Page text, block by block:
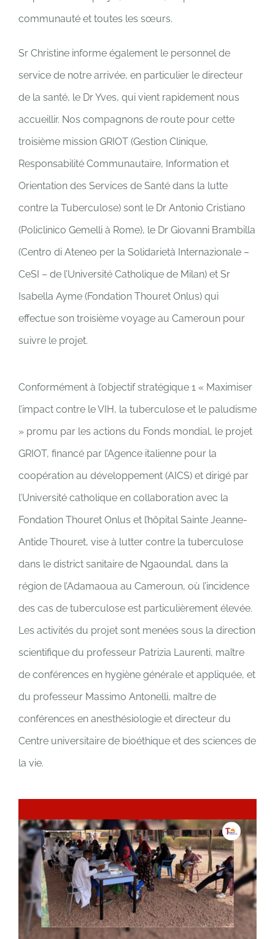
communauté et toutes les sœurs.
Sr Christine informe également le personnel de
service de notre arrivée, en particulier le directeur
de la santé, le Dr Yves, qui vient rapidement nous
accueillir. Nos compagnons de route pour cette
troisième mission GRIOT (Gestion Clinique,
Responsabilité Communautaire, Information et
Orientation des Services de Santé dans la lutte
contre la Tuberculose) sont le Dr Antonio Cristiano
(Policlinico Gemelli à Rome), le Dr Giovanni Brambilla
(Centro di Ateneo per la Solidarietà Internazionale –
CeSI – de l’Université Catholique de Milan) et Sr
Isabella Ayme (Fondation Thouret Onlus) qui
effectue son troisième voyage au Cameroun pour
suivre le projet.
Conformément à l’objectif stratégique 1 « Maximiser
l’impact contre le VIH, la tuberculose et le paludisme
» promu par les actions du Fonds mondial, le projet
GRIOT, financé par l’Agence italienne pour la
coopération au développement (AICS) et dirigé par
l’Université catholique en collaboration avec la
Fondation Thouret Onlus et l’hôpital Sainte Jeanne-
Antide Thouret, vise à lutter contre la tuberculose
dans le district sanitaire de Ngaoundal, dans la
région de l’Adamaoua au Cameroun, où l’incidence
des cas de tuberculose est particulièrement élevée.
Les activités du projet sont menées sous la direction
scientifique du professeur Patrizia Laurenti, maître
de conférences en hygiène générale et appliquée, et
du professeur Massimo Antonelli, maître de
conférences en anesthésiologie et directeur du
Centre universitaire de bioéthique et des sciences de
la vie.